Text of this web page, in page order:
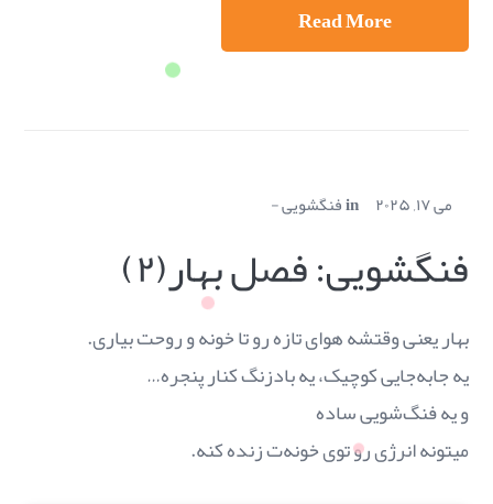
Read More
می ۱۷, ۲۰۲۵ inفنگشویی
فنگشویی: فصل بهار(۲)
بهار یعنی وقتشه هوای تازه رو تا خونه و روحت بیاری.
یه جابه‌جایی کوچیک، یه بادزنگ کنار پنجره…
و یه فنگ‌شویی ساده
میتونه انرژی رو توی خونه‌ت زنده کنه.